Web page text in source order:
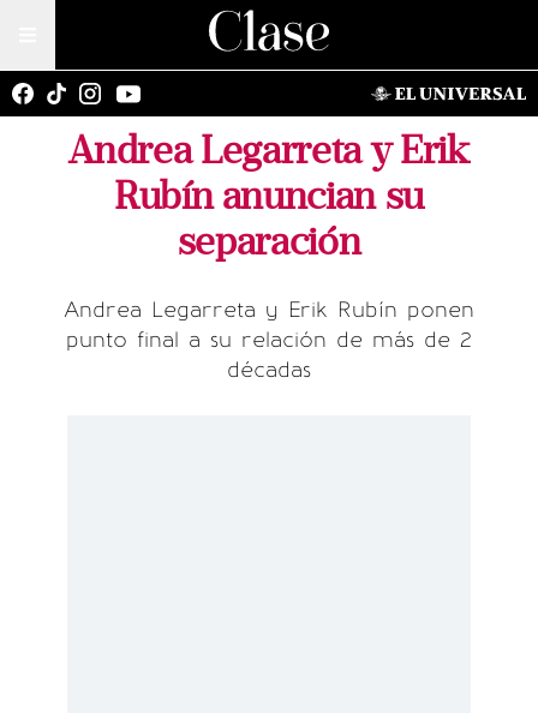
Andrea Legarreta y Erik
Rubín anuncian su
separación
Andrea Legarreta y Erik Rubín ponen
punto final a su relación de más de 2
décadas